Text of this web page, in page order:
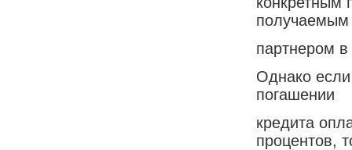
партнером
Однако
погашении
кредита
процентов,